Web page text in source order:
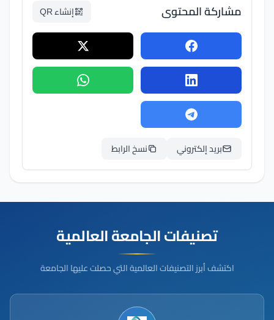
مشاركة المحتوى إنشاء QR
بريد إلكتروني نسخ الرابط
تصنيفات الجامعة العالمية
اكتشف أبرز التصنيفات العالمية التي حصلت عليها الجامعة